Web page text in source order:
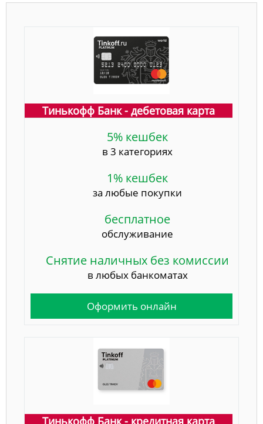
Тинькофф Банк - дебетовая карта
5% кешбек
в 3 категориях
1% кешбек
за любые покупки
бесплатное
обслуживание
Снятие наличных без комиссии
в любых банкоматах
Оформить онлайн
Тинькофф Банк - кредитная карта